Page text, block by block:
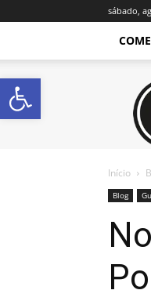
sábado,
Início
Blog
Abrir a barra de ferramentas